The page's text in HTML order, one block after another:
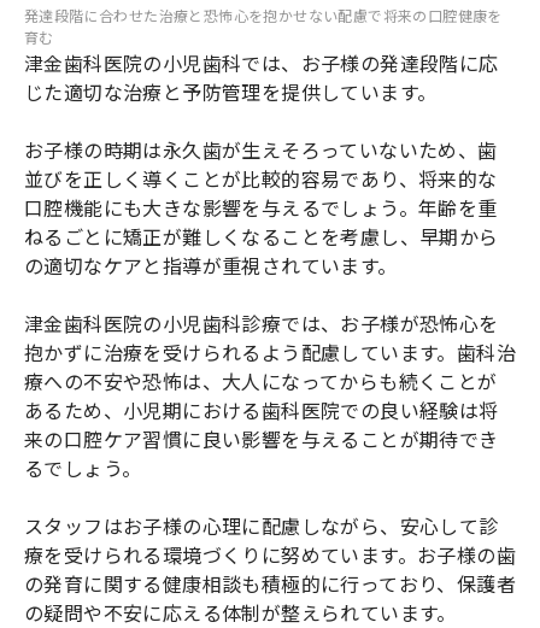
発達段階に合わせた治療と恐怖心を抱かせない配慮で将来の口腔健康を
育む
津金歯科医院の小児歯科では、お子様の発達段階に応
じた適切な治療と予防管理を提供しています。
お子様の時期は永久歯が生えそろっていないため、歯
並びを正しく導くことが比較的容易であり、将来的な
口腔機能にも大きな影響を与えるでしょう。年齢を重
ねるごとに矯正が難しくなることを考慮し、早期から
の適切なケアと指導が重視されています。
津金歯科医院の小児歯科診療では、お子様が恐怖心を
抱かずに治療を受けられるよう配慮しています。歯科治
療への不安や恐怖は、大人になってからも続くことが
あるため、小児期における歯科医院での良い経験は将
来の口腔ケア習慣に良い影響を与えることが期待でき
るでしょう。
スタッフはお子様の心理に配慮しながら、安心して診
療を受けられる環境づくりに努めています。お子様の歯
の発育に関する健康相談も積極的に行っており、保護者
の疑問や不安に応える体制が整えられています。